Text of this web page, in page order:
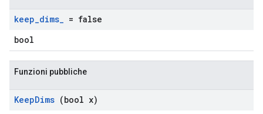
keep_dims_ = false
bool
Funzioni pubbliche
KeepDims (bool x)